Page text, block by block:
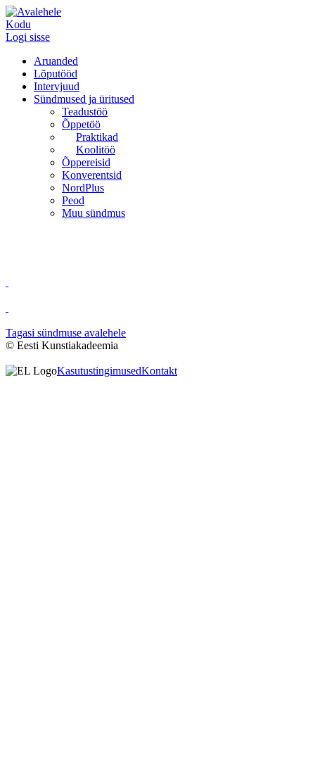
Kodu
Logi sisse
Aruanded
Lõputööd
Intervjuud
Sündmused ja üritused
Teadustöö
Õppetöö
Praktikad
Koolitöö
Õppereisid
Konverentsid
NordPlus
Peod
Muu sündmus
Tagasi sündmuse avalehele
© Eesti Kunstiakadeemia
KasutustingimusedKontakt